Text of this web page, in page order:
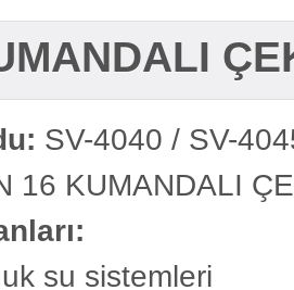
SV-4040 / SV-
16 KUMANDALI
su sistemleri